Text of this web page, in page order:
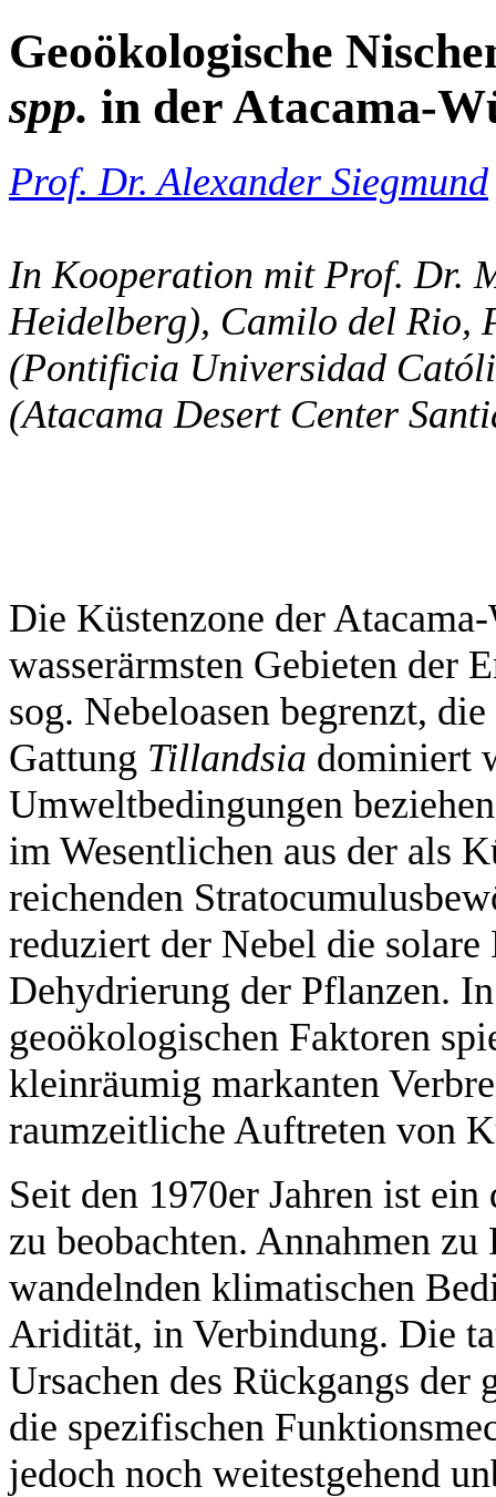
Geoökologische
spp. in der Atacama-
Prof. Dr. Alexander Siegmund
In Kooperation mit Prof. Dr.
Heidelberg), Camilo del Rio,
(Pontificia Universidad
(Atacama Desert Center
Die Küstenzone der
wasserärmsten Gebieten der
sog. Nebeloasen begrenzt,
Gattung Tillandsia dominiert
Umweltbedingungen
im Wesentlichen aus der als
reichenden
reduziert der Nebel die
Dehydrierung der Pflanzen.
geoökologischen Faktoren
kleinräumig markanten
raumzeitliche Auftreten von
Seit den 1970er Jahren ist
zu beobachten. Annahmen
wandelnden klimatischen
Aridität, in Verbindung. Die
Ursachen des Rückgangs der
die spezifischen
jedoch noch weitestgehend